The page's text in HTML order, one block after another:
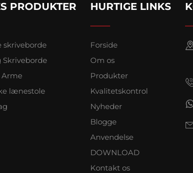
PRODUKTER
skriveborde
Skriveborde
Arme
lænestole
HURTIGE LINKS
Forside
Om os
Produkter
Kvalitetskontrol
Nyheder
Blogge
Anvendelse
DOWNLOAD
Kontakt os